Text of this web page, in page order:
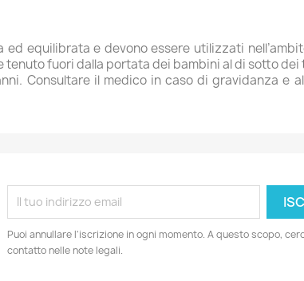
equilibrata e devono essere utilizzati
fuori dalla portata dei bambini al di sotto dei
Consultare il medico in caso di gravidanza e
Puoi annullare l'iscrizione in ogni momento. A questo scopo,
contatto nelle note legali.